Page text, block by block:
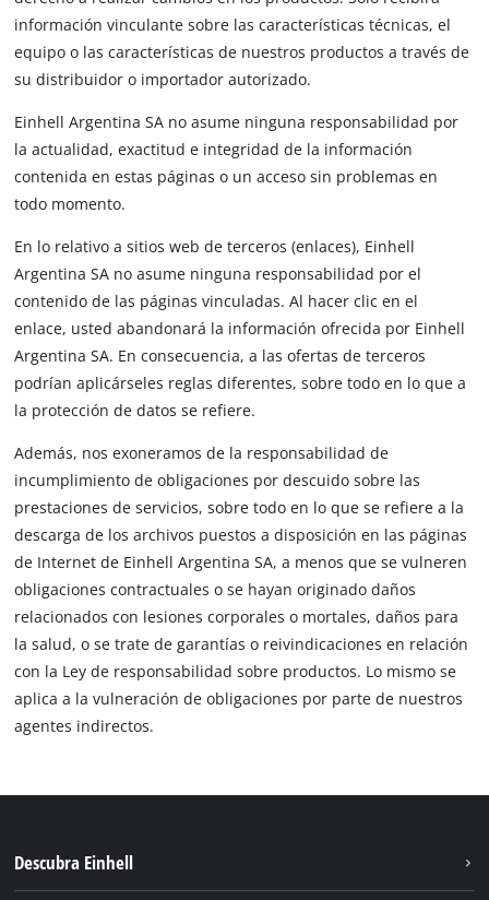
información vinculante sobre las características técnicas, el
equipo o las características de nuestros productos a través de
su distribuidor o importador autorizado.
Einhell Argentina SA no asume ninguna responsabilidad por
la actualidad, exactitud e integridad de la información
contenida en estas páginas o un acceso sin problemas en
todo momento.
En lo relativo a sitios web de terceros (enlaces), Einhell
Argentina SA no asume ninguna responsabilidad por el
contenido de las páginas vinculadas. Al hacer clic en el
enlace, usted abandonará la información ofrecida por Einhell
Argentina SA. En consecuencia, a las ofertas de terceros
podrían aplicárseles reglas diferentes, sobre todo en lo que a
la protección de datos se refiere.
Además, nos exoneramos de la responsabilidad de
incumplimiento de obligaciones por descuido sobre las
prestaciones de servicios, sobre todo en lo que se refiere a la
descarga de los archivos puestos a disposición en las páginas
de Internet de Einhell Argentina SA, a menos que se vulneren
obligaciones contractuales o se hayan originado daños
relacionados con lesiones corporales o mortales, daños para
la salud, o se trate de garantías o reivindicaciones en relación
con la Ley de responsabilidad sobre productos. Lo mismo se
aplica a la vulneración de obligaciones por parte de nuestros
agentes indirectos.
Descubra Einhell